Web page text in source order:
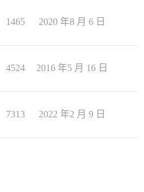
1465 2020 年8 月 6 日
4524 2016 年5 月 16 日
7313 2022 年2 月 9 日